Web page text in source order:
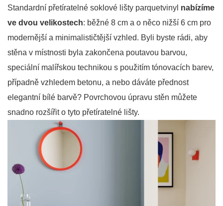
Standardní přetíratelné soklové lišty parquetvinyl nabízíme
ve dvou velikostech: běžné 8 cm a o něco nižší 6 cm pro
modernější a minimalističtější vzhled. Byli byste rádi, aby
stěna v místnosti byla zakončena poutavou barvou,
speciální malířskou technikou s použitím tónovacích barev,
případně vzhledem betonu, a nebo dáváte přednost
elegantní bílé barvě? Povrchovou úpravu stěn můžete
snadno rozšířit o tyto přetíratelné lišty.